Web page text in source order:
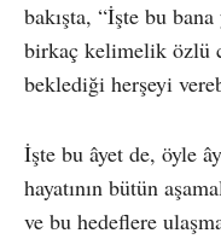
bakışta, “İşte bu
birkaç kelimelik özlü
beklediği herşeyi
İşte bu âyet de, öyle
hayatının bütün
ve bu hedeflere